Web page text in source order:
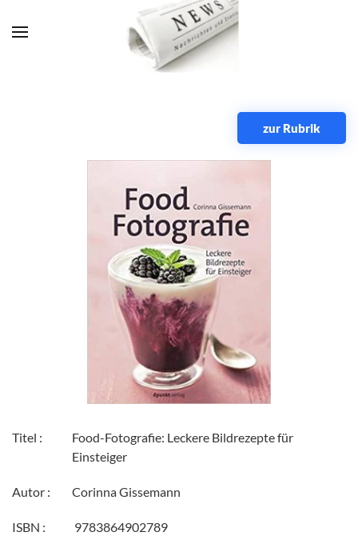
Zum Hauptinhalt springen
zur Rubrik
Titel :
Food-Fotografie: Leckere Bildrezepte für
Einsteiger
Autor : Corinna Gissemann
ISBN : ‎ 9783864902789